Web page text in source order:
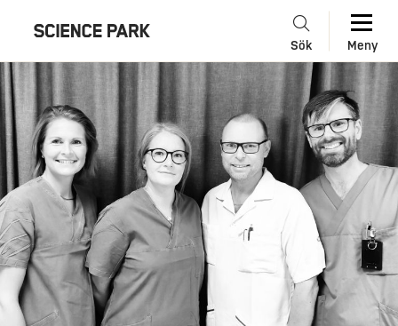
Sök Meny